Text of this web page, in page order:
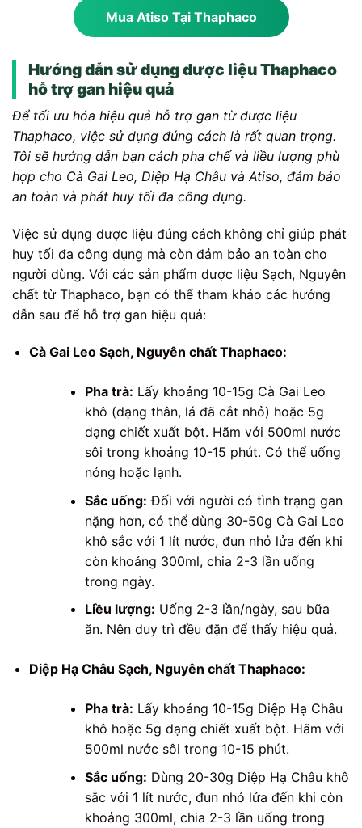
Mua Atiso Tại Thaphaco
Hướng dẫn sử dụng dược liệu Thaphaco
hỗ trợ gan hiệu quả
Để tối ưu hóa hiệu quả hỗ trợ gan từ dược liệu
Thaphaco, việc sử dụng đúng cách là rất quan trọng.
Tôi sẽ hướng dẫn bạn cách pha chế và liều lượng phù
hợp cho Cà Gai Leo, Diệp Hạ Châu và Atiso, đảm bảo
an toàn và phát huy tối đa công dụng.
Việc sử dụng dược liệu đúng cách không chỉ giúp phát
huy tối đa công dụng mà còn đảm bảo an toàn cho
người dùng. Với các sản phẩm dược liệu Sạch, Nguyên
chất từ Thaphaco, bạn có thể tham khảo các hướng
dẫn sau để hỗ trợ gan hiệu quả:
Cà Gai Leo Sạch, Nguyên chất Thaphaco:
Pha trà: Lấy khoảng 10-15g Cà Gai Leo
khô (dạng thân, lá đã cắt nhỏ) hoặc 5g
dạng chiết xuất bột. Hãm với 500ml nước
sôi trong khoảng 10-15 phút. Có thể uống
nóng hoặc lạnh.
Sắc uống: Đối với người có tình trạng gan
nặng hơn, có thể dùng 30-50g Cà Gai Leo
khô sắc với 1 lít nước, đun nhỏ lửa đến khi
còn khoảng 300ml, chia 2-3 lần uống
trong ngày.
Liều lượng: Uống 2-3 lần/ngày, sau bữa
ăn. Nên duy trì đều đặn để thấy hiệu quả.
Diệp Hạ Châu Sạch, Nguyên chất Thaphaco:
Pha trà: Lấy khoảng 10-15g Diệp Hạ Châu
khô hoặc 5g dạng chiết xuất bột. Hãm với
500ml nước sôi trong 10-15 phút.
Sắc uống: Dùng 20-30g Diệp Hạ Châu khô
sắc với 1 lít nước, đun nhỏ lửa đến khi còn
khoảng 300ml, chia 2-3 lần uống trong